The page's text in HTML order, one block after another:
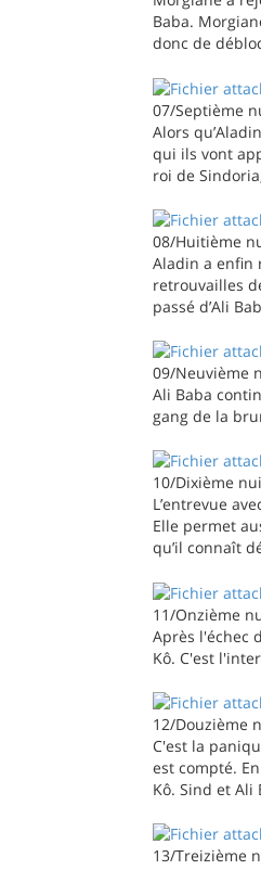
Baba.
donc de
07/Septième
Alors
qui ils vont
roi de
08/Huitième
Aladin a enfin
retrouvailles
passé d’Ali
09/Neuvième
Ali Baba
gang de la
10/Dixième
L’entrevue
Elle permet
qu’il connaît
11/Onzième
Après l'échec
Kô. C'est
12/Douzième
C'est la
est compté.
Kô. Sind et
13/Treizième